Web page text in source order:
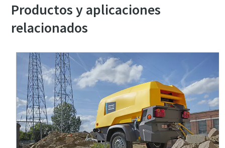
Productos y aplicaciones
relacionados